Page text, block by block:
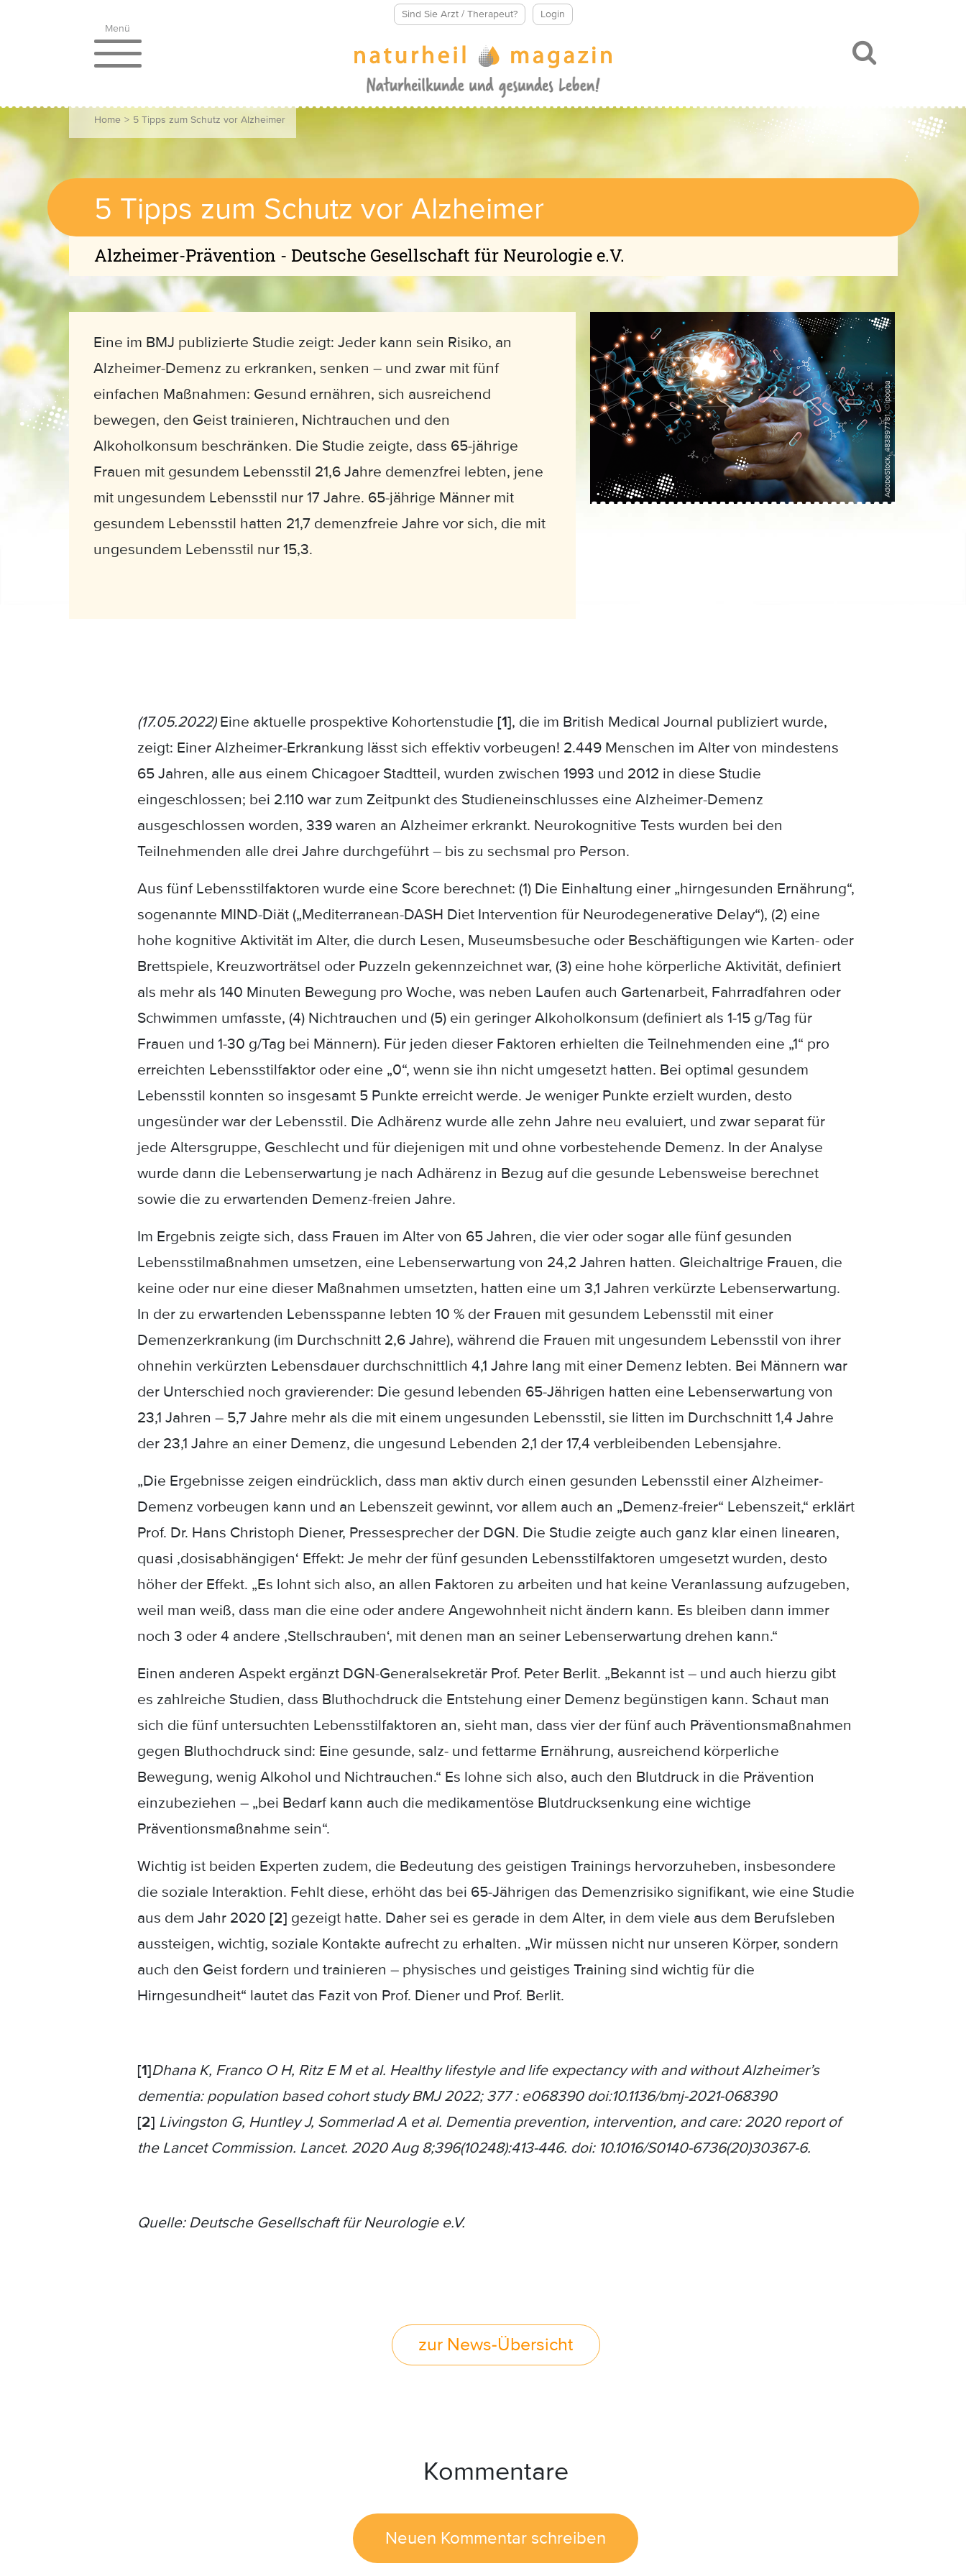
Sind Sie Arzt / Therapeut?
Login
Menü
Home > 5 Tipps zum Schutz vor Alzheimer
5 Tipps zum Schutz vor Alzheimer
Alzheimer-Prävention - Deutsche Gesellschaft für Neurologie e.V.
Eine im BMJ publizierte Studie zeigt: Jeder kann sein Risiko, an
Alzheimer-Demenz zu erkranken, senken – und zwar mit fünf
einfachen Maßnahmen: Gesund ernähren, sich ausreichend
bewegen, den Geist trainieren, Nichtrauchen und den
Alkoholkonsum beschränken. Die Studie zeigte, dass 65-jährige
Frauen mit gesundem Lebensstil 21,6 Jahre demenzfrei lebten, jene
mit ungesundem Lebensstil nur 17 Jahre. 65-jährige Männer mit
gesundem Lebensstil hatten 21,7 demenzfreie Jahre vor sich, die mit
ungesundem Lebensstil nur 15,3.
AdobeStock, 483897781, ©ipopba
(17.05.2022)Eine aktuelle prospektive Kohortenstudie [1], die im British Medical Journal publiziert wurde,
zeigt: Einer Alzheimer-Erkrankung lässt sich effektiv vorbeugen! 2.449 Menschen im Alter von mindestens
65 Jahren, alle aus einem Chicagoer Stadtteil, wurden zwischen 1993 und 2012 in diese Studie
eingeschlossen; bei 2.110 war zum Zeitpunkt des Studieneinschlusses eine Alzheimer-Demenz
ausgeschlossen worden, 339 waren an Alzheimer erkrankt. Neurokognitive Tests wurden bei den
Teilnehmenden alle drei Jahre durchgeführt – bis zu sechsmal pro Person.
Aus fünf Lebensstilfaktoren wurde eine Score berechnet: (1) Die Einhaltung einer „hirngesunden Ernährung“,
sogenannte MIND-Diät („Mediterranean-DASH Diet Intervention für Neurodegenerative Delay“), (2) eine
hohe kognitive Aktivität im Alter, die durch Lesen, Museumsbesuche oder Beschäftigungen wie Karten- oder
Brettspiele, Kreuzworträtsel oder Puzzeln gekennzeichnet war, (3) eine hohe körperliche Aktivität, definiert
als mehr als 140 Minuten Bewegung pro Woche, was neben Laufen auch Gartenarbeit, Fahrradfahren oder
Schwimmen umfasste, (4) Nichtrauchen und (5) ein geringer Alkoholkonsum (definiert als 1-15 g/Tag für
Frauen und 1-30 g/Tag bei Männern). Für jeden dieser Faktoren erhielten die Teilnehmenden eine „1“ pro
erreichten Lebensstilfaktor oder eine „0“, wenn sie ihn nicht umgesetzt hatten. Bei optimal gesundem
Lebensstil konnten so insgesamt 5 Punkte erreicht werde. Je weniger Punkte erzielt wurden, desto
ungesünder war der Lebensstil. Die Adhärenz wurde alle zehn Jahre neu evaluiert, und zwar separat für
jede Altersgruppe, Geschlecht und für diejenigen mit und ohne vorbestehende Demenz. In der Analyse
wurde dann die Lebenserwartung je nach Adhärenz in Bezug auf die gesunde Lebensweise berechnet
sowie die zu erwartenden Demenz-freien Jahre.
Im Ergebnis zeigte sich, dass Frauen im Alter von 65 Jahren, die vier oder sogar alle fünf gesunden
Lebensstilmaßnahmen umsetzen, eine Lebenserwartung von 24,2 Jahren hatten. Gleichaltrige Frauen, die
keine oder nur eine dieser Maßnahmen umsetzten, hatten eine um 3,1 Jahren verkürzte Lebenserwartung.
In der zu erwartenden Lebensspanne lebten 10 % der Frauen mit gesundem Lebensstil mit einer
Demenzerkrankung (im Durchschnitt 2,6 Jahre), während die Frauen mit ungesundem Lebensstil von ihrer
ohnehin verkürzten Lebensdauer durchschnittlich 4,1 Jahre lang mit einer Demenz lebten. Bei Männern war
der Unterschied noch gravierender: Die gesund lebenden 65-Jährigen hatten eine Lebenserwartung von
23,1 Jahren – 5,7 Jahre mehr als die mit einem ungesunden Lebensstil, sie litten im Durchschnitt 1,4 Jahre
der 23,1 Jahre an einer Demenz, die ungesund Lebenden 2,1 der 17,4 verbleibenden Lebensjahre.
„Die Ergebnisse zeigen eindrücklich, dass man aktiv durch einen gesunden Lebensstil einer Alzheimer-
Demenz vorbeugen kann und an Lebenszeit gewinnt, vor allem auch an „Demenz-freier“ Lebenszeit,“ erklärt
Prof. Dr. Hans Christoph Diener, Pressesprecher der DGN. Die Studie zeigte auch ganz klar einen linearen,
quasi ‚dosisabhängigen‘ Effekt: Je mehr der fünf gesunden Lebensstilfaktoren umgesetzt wurden, desto
höher der Effekt. „Es lohnt sich also, an allen Faktoren zu arbeiten und hat keine Veranlassung aufzugeben,
weil man weiß, dass man die eine oder andere Angewohnheit nicht ändern kann. Es bleiben dann immer
noch 3 oder 4 andere ‚Stellschrauben‘, mit denen man an seiner Lebenserwartung drehen kann.“
Einen anderen Aspekt ergänzt DGN-Generalsekretär Prof. Peter Berlit. „Bekannt ist – und auch hierzu gibt
es zahlreiche Studien, dass Bluthochdruck die Entstehung einer Demenz begünstigen kann. Schaut man
sich die fünf untersuchten Lebensstilfaktoren an, sieht man, dass vier der fünf auch Präventionsmaßnahmen
gegen Bluthochdruck sind: Eine gesunde, salz- und fettarme Ernährung, ausreichend körperliche
Bewegung, wenig Alkohol und Nichtrauchen.“ Es lohne sich also, auch den Blutdruck in die Prävention
einzubeziehen – „bei Bedarf kann auch die medikamentöse Blutdrucksenkung eine wichtige
Präventionsmaßnahme sein“.
Wichtig ist beiden Experten zudem, die Bedeutung des geistigen Trainings hervorzuheben, insbesondere
die soziale Interaktion. Fehlt diese, erhöht das bei 65-Jährigen das Demenzrisiko signifikant, wie eine Studie
aus dem Jahr 2020 [2] gezeigt hatte. Daher sei es gerade in dem Alter, in dem viele aus dem Berufsleben
aussteigen, wichtig, soziale Kontakte aufrecht zu erhalten. „Wir müssen nicht nur unseren Körper, sondern
auch den Geist fordern und trainieren – physisches und geistiges Training sind wichtig für die
Hirngesundheit“ lautet das Fazit von Prof. Diener und Prof. Berlit.
[1]Dhana K, Franco O H, Ritz E M et al. Healthy lifestyle and life expectancy with and without Alzheimer’s
dementia: population based cohort study BMJ 2022; 377 : e068390 doi:10.1136/bmj-2021-068390
[2] Livingston G, Huntley J, Sommerlad A et al. Dementia prevention, intervention, and care: 2020 report of
the Lancet Commission. Lancet. 2020 Aug 8;396(10248):413-446. doi: 10.1016/S0140-6736(20)30367-6.
Quelle: Deutsche Gesellschaft für Neurologie e.V.
zur News-Übersicht
Kommentare
Neuen Kommentar schreiben